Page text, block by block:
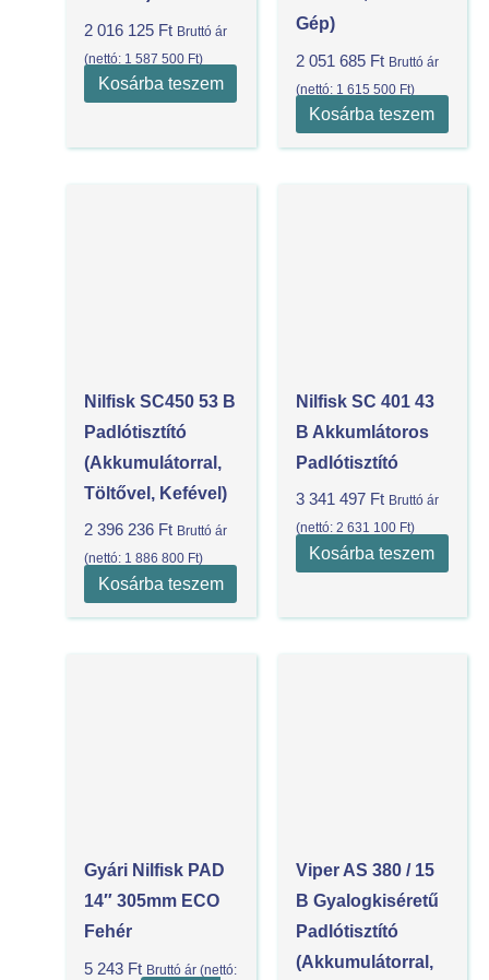
2 016 125 Ft Bruttó ár
(nettó: 1 587 500 Ft)
Kosárba teszem
Gép)
2 051 685 Ft Bruttó ár
(nettó: 1 615 500 Ft)
Kosárba teszem
Nilfisk SC450 53 B
Padlótisztító
(akkumulátorral,
Töltővel, Kefével)
2 396 236 Ft Bruttó ár
(nettó: 1 886 800 Ft)
Kosárba teszem
Nilfisk SC 401 43
B Akkumlátoros
Padlótisztító
3 341 497 Ft Bruttó ár
(nettó: 2 631 100 Ft)
Kosárba teszem
Gyári Nilfisk PAD
14″ 305mm ECO
Fehér
5 243 Ft Bruttó ár (nettó:
Viper AS 380 / 15
B Gyalogkiséretű
Padlótisztító
(akkumulátorral,